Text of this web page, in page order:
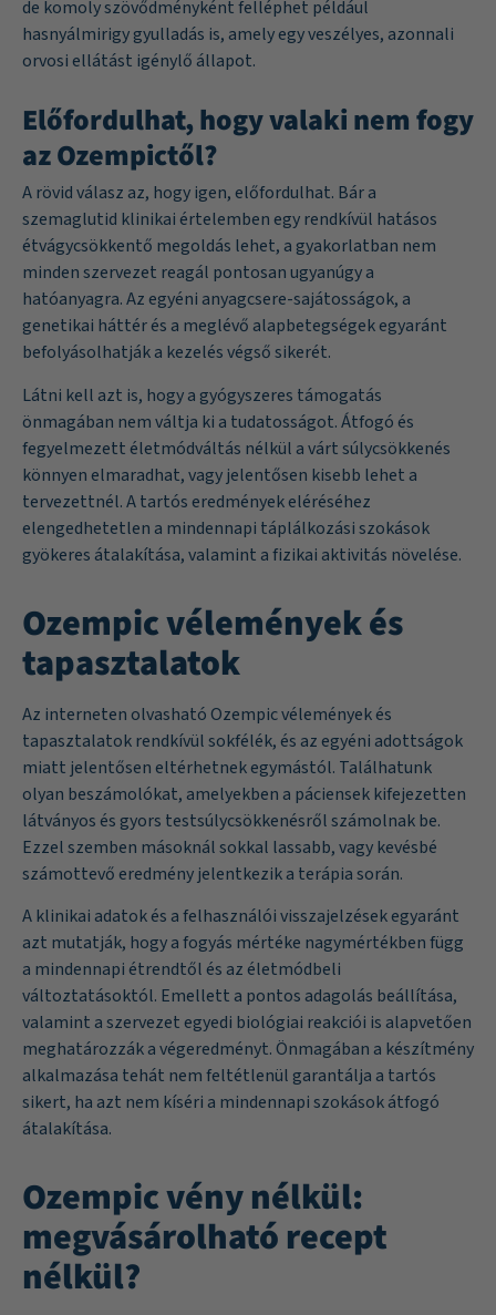
de komoly szövődményként felléphet például
hasnyálmirigy gyulladás is, amely egy veszélyes, azonnali
orvosi ellátást igénylő állapot.
Előfordulhat, hogy valaki nem fogy
az Ozempictől?
A rövid válasz az, hogy igen, előfordulhat. Bár a
szemaglutid klinikai értelemben egy rendkívül hatásos
étvágycsökkentő megoldás lehet, a gyakorlatban nem
minden szervezet reagál pontosan ugyanúgy a
hatóanyagra. Az egyéni anyagcsere-sajátosságok, a
genetikai háttér és a meglévő alapbetegségek egyaránt
befolyásolhatják a kezelés végső sikerét.
Látni kell azt is, hogy a gyógyszeres támogatás
önmagában nem váltja ki a tudatosságot. Átfogó és
fegyelmezett életmódváltás nélkül a várt súlycsökkenés
könnyen elmaradhat, vagy jelentősen kisebb lehet a
tervezettnél. A tartós eredmények eléréséhez
elengedhetetlen a mindennapi táplálkozási szokások
gyökeres átalakítása, valamint a fizikai aktivitás növelése.
Ozempic vélemények és
tapasztalatok
Az interneten olvasható Ozempic vélemények és
tapasztalatok rendkívül sokfélék, és az egyéni adottságok
miatt jelentősen eltérhetnek egymástól. Találhatunk
olyan beszámolókat, amelyekben a páciensek kifejezetten
látványos és gyors testsúlycsökkenésről számolnak be.
Ezzel szemben másoknál sokkal lassabb, vagy kevésbé
számottevő eredmény jelentkezik a terápia során.
A klinikai adatok és a felhasználói visszajelzések egyaránt
azt mutatják, hogy a fogyás mértéke nagymértékben függ
a mindennapi étrendtől és az életmódbeli
változtatásoktól. Emellett a pontos adagolás beállítása,
valamint a szervezet egyedi biológiai reakciói is alapvetően
meghatározzák a végeredményt. Önmagában a készítmény
alkalmazása tehát nem feltétlenül garantálja a tartós
sikert, ha azt nem kíséri a mindennapi szokások átfogó
átalakítása.
Ozempic vény nélkül:
megvásárolható recept
nélkül?